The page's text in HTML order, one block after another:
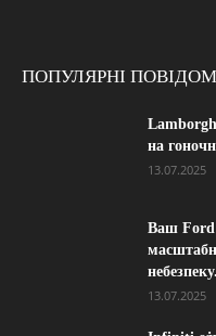
ПОПУЛЯРНІ
на
13.07.2025
Ваш Ford
13.07.2025